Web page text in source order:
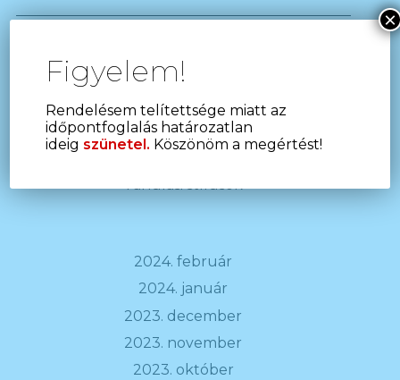
Anya-gyermek kapcsolat a várandósság idején
Az autizmus spektrum zavar
A borderline személyiségzavar
Öngyilkosság, önsértés kamaszkorban
Tanulási stílusok
2024. február
2024. január
2023. december
2023. november
2023. október
Figyelem!
Rendelésem telítettsége miatt az
időpontfoglalás határozatlan
ideig szünetel. Köszönöm a megértést!
×